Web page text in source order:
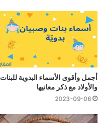
أجمل وأقوى الأسماء البدوية للبنات
والأولاد مع ذكر معانيها
2023-09-06